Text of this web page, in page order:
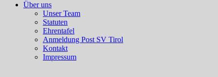
Über uns
Unser Team
Statuten
Ehrentafel
Anmeldung Post SV Tirol
Kontakt
Impressum